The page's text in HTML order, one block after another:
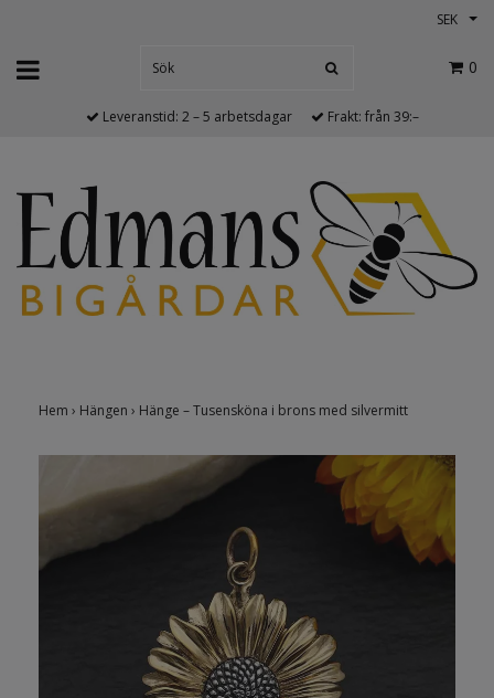
SEK
0
Leveranstid: 2 – 5 arbetsdagar Frakt: från 39:–
Hem › Hängen › Hänge – Tusensköna i brons med silvermitt